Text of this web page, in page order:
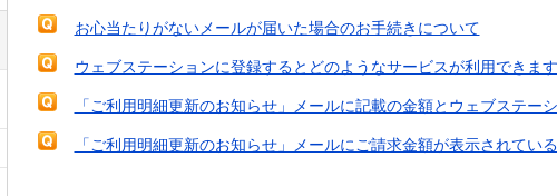
お心当たりがないメールが届いた場合のお手続きについて
ウェブステーションに登録するとどのようなサービスが利用できま
「ご利用明細更新のお知らせ」メールに記載の金額とウェブステー
「ご利用明細更新のお知らせ」メールにご請求金額が表示されてい